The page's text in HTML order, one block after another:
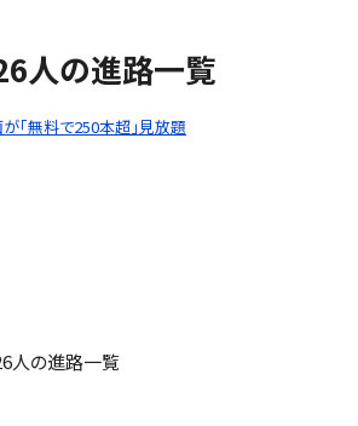
人の進路一覧
無料で250本超」見放題
人の進路一覧